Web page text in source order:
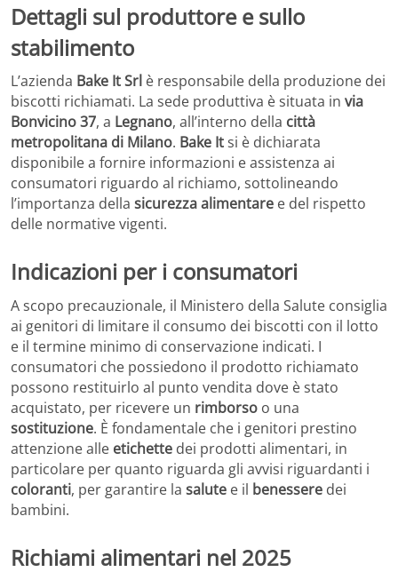
Dettagli sul produttore e sullo
stabilimento
L’azienda Bake It Srl è responsabile della produzione dei
biscotti richiamati. La sede produttiva è situata in via
Bonvicino 37, a Legnano, all’interno della città
metropolitana di Milano. Bake Itsi è dichiarata
disponibile a fornire informazioni e assistenza ai
consumatori riguardo al richiamo, sottolineando
l’importanza della sicurezza alimentare e del rispetto
delle normative vigenti.
Indicazioni per i consumatori
A scopo precauzionale, il Ministero della Salute consiglia
ai genitori di limitare il consumo dei biscotti con il lotto
e il termine minimo di conservazione indicati. I
consumatori che possiedono il prodotto richiamato
possono restituirlo al punto vendita dove è stato
acquistato, per ricevere un rimborso o una
sostituzione. È fondamentale che i genitori prestino
attenzione alle etichette dei prodotti alimentari, in
particolare per quanto riguarda gli avvisi riguardanti i
coloranti, per garantire la salute e il benessere dei
bambini.
Richiami alimentari nel 2025